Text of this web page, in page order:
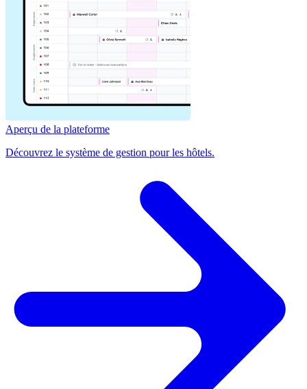
Aperçu de la plateforme
Découvrez le système de gestion pour les hôtels.